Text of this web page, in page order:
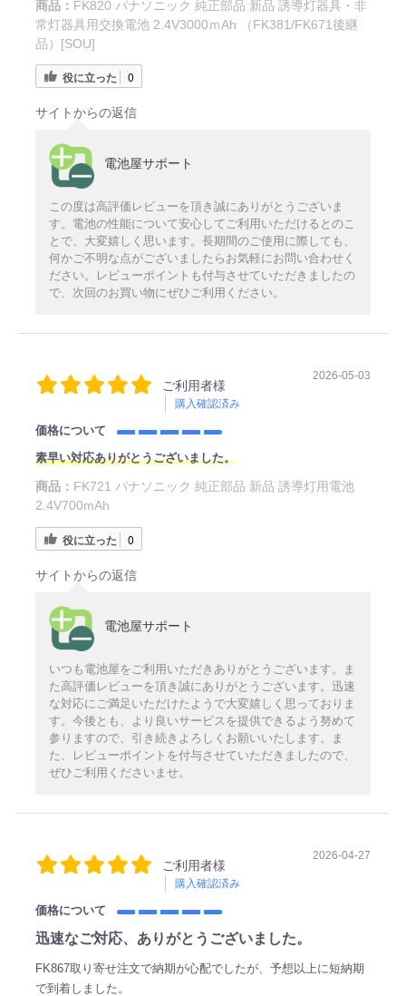
商品： FK820 パナソニック 純正部品 新品 誘導灯器具・非
常灯器具用交換電池 2.4V3000ｍAh （FK381/FK671後継
品）[SOU]
役に立った 0
サイトからの返信
電池屋サポート
この度は高評価レビューを頂き誠にありがとうございま
す。電池の性能について安心してご利用いただけるとのこ
とで、大変嬉しく思います。長期間のご使用に際しても、
何かご不明な点がございましたらお気軽にお問い合わせく
ださい。レビューポイントも付与させていただきましたの
で、次回のお買い物にぜひご利用ください。
ご利用者様
購入確認済み
2026-05-03
価格について
素早い対応ありがとうございました。
商品： FK721 パナソニック 純正部品 新品 誘導灯用電池
2.4V700mAh
役に立った 0
サイトからの返信
電池屋サポート
いつも電池屋をご利用いただきありがとうございます。ま
た高評価レビューを頂き誠にありがとうございます。迅速
な対応にご満足いただけたようで大変嬉しく思っておりま
す。今後とも、より良いサービスを提供できるよう努めて
参りますので、引き続きよろしくお願いいたします。ま
た、レビューポイントを付与させていただきましたので、
ぜひご利用くださいませ。
ご利用者様
購入確認済み
2026-04-27
価格について
迅速なご対応、ありがとうございました。
FK867取り寄せ注文で納期が心配でしたが、予想以上に短納期
で到着しました。